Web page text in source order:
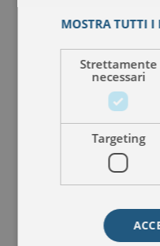
MOSTRA TUTTI I
Strettamente
necessari
Targeting